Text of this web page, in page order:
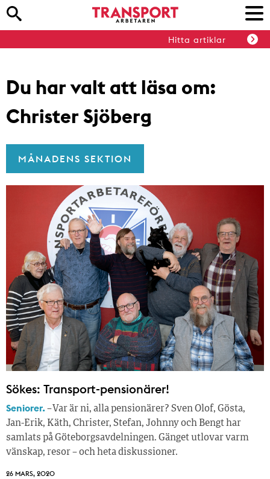
Hitta artiklar
Du har valt att läsa om:
Christer Sjöberg
MÅNADENS SEKTION
Sökes: Transport-pensionärer!
Seniorer.– Var är ni, alla pensionärer? Sven Olof, Gösta,
Jan-Erik, Käth, Christer, Stefan, Johnny och Bengt har
samlats på Göteborgsavdelningen. Gänget utlovar varm
vänskap, resor – och heta diskussioner.
26 MARS, 2020